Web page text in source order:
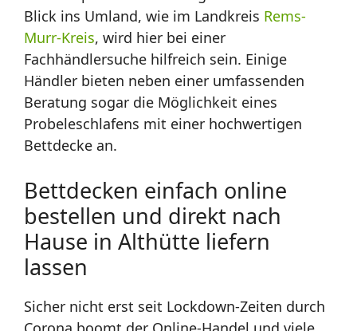
Blick ins Umland, wie im Landkreis Rems-
Murr-Kreis, wird hier bei einer
Fachhändlersuche hilfreich sein. Einige
Händler bieten neben einer umfassenden
Beratung sogar die Möglichkeit eines
Probeleschlafens mit einer hochwertigen
Bettdecke an.
Bettdecken einfach online
bestellen und direkt nach
Hause in Althütte liefern
lassen
Sicher nicht erst seit Lockdown-Zeiten durch